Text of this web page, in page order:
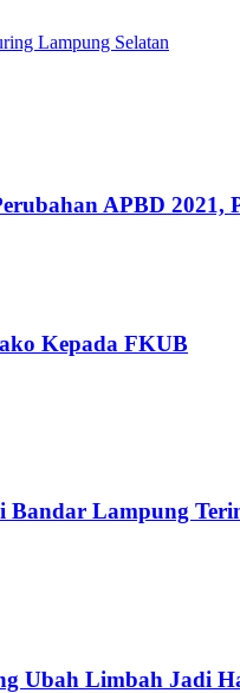
Lampung Selatan
APBD 2021,
Kepada FKUB
Lampung
Ubah Limbah Jadi